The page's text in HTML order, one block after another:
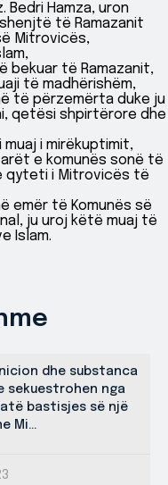
Bedri Hamza, uron
të Ramazanit
Mitrovicës,
bekuar të Ramazanit,
të madhërishëm,
të përzemërta duke ju
qetësi shpirtërore dhe
i mirëkuptimit,
e komunës sonë të
qyteti i Mitrovicës të
emër të Komunës së
ju uroj këtë muaj të
Islam.
dhe substanca
sekuestrohen nga
bastisjes së një
Mi...